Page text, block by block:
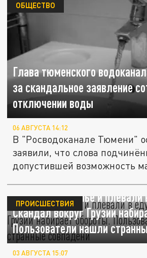
Глава тюменского
за скандальное заявление
отключении воды
ОБЩЕСТВО
06 АВГУСТА 14:12
В "Росводоканале Тюмени"
заявили, что слова
допустившей возможность
"Не меняли белье и
Скандал вокруг Грузии
Пользователи нашли
ПРОИСШЕСТВИЯ
03 АВГУСТА 15:07